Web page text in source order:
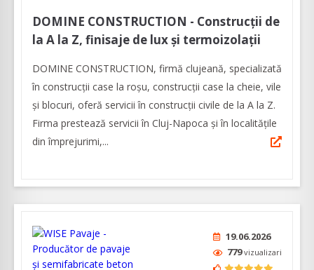
DOMINE CONSTRUCTION - Construcții de
la A la Z, finisaje de lux și termoizolații
DOMINE CONSTRUCTION, firmă clujeană, specializată
în construcții case la roșu, construcții case la cheie, vile
și blocuri, oferă servicii în construcții civile de la A la Z.
Firma prestează servicii în Cluj-Napoca și în localitățile
din împrejurimi,...
19.06.2026
779vizualizari